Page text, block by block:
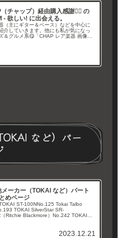
チャップ）経由購入感謝🙇‍♂ の
- 欲しい! に出会える。
（主にギター＆ベース）などを中心に
介していきます。他にも私が気になっ
＆グルメ系😋「CHAP レア楽器 画像倉
など）パー
メーカー（TOKAI など）パート
めページ
ST-100NNo.125 Tokai Talbo
TOKAI SilverStar SR-
Ritchie Blackmore）No.242 TOKAI
2023.12.21